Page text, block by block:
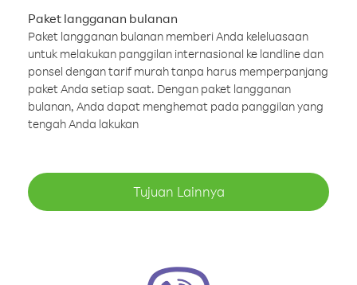
Paket langganan bulanan
Paket langganan bulanan memberi Anda keleluasaan
untuk melakukan panggilan internasional ke landline dan
ponsel dengan tarif murah tanpa harus memperpanjang
paket Anda setiap saat. Dengan paket langganan
bulanan, Anda dapat menghemat pada panggilan yang
tengah Anda lakukan
Tujuan Lainnya